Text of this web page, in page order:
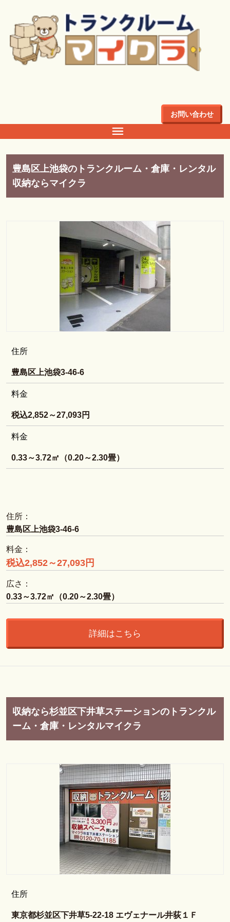
お問い合わせ
豊島区上池袋のトランクルーム・倉庫・レンタル
収納ならマイクラ
住所
豊島区上池袋3-46-6
料金
税込2,852～27,093円
料金
0.33～3.72㎡（0.20～2.30畳）
住所：
豊島区上池袋3-46-6
料金：
税込2,852～27,093円
広さ：
0.33～3.72㎡（0.20～2.30畳）
詳細はこちら
収納なら杉並区下井草ステーションのトランクル
ーム・倉庫・レンタルマイクラ
住所
東京都杉並区下井草5-22-18 エヴェナール井荻１Ｆ